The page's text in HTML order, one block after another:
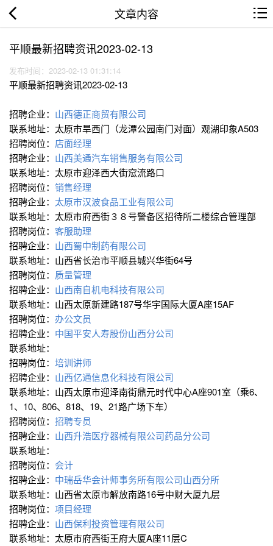
文章内容
平顺最新招聘资讯2023-02-13
发布时间：2023-02-13 01:31:14
平顺最新招聘资讯2023-02-13
招聘企业： 山西德正商贸有限公司
联系地址：太原市旱西门（龙潭公园南门对面）观湖印象A503
招聘岗位： 店面经理
招聘企业： 山西美通汽车销售服务有限公司
联系地址：太原市迎泽西大街窊流路口
招聘岗位： 销售经理
招聘企业： 太原市汉波食品工业有限公司
联系地址：太原市府西街３８号警备区招待所二楼综合管理部
招聘岗位： 客服助理
招聘企业： 山西蜀中制药有限公司
联系地址：山西省长治市平顺县城兴华街64号
招聘岗位： 质量管理
招聘企业： 山西南自机电科技有限公司
联系地址：山西太原新建路187号华宇国际大厦A座15AF
招聘岗位： 办公文员
招聘企业： 中国平安人寿股份山西分公司
联系地址：
招聘岗位： 培训讲师
招聘企业： 山西亿通信息化科技有限公司
联系地址：山西太原市迎泽南街鼎元时代中心A座901室（乘6、
1、10、806、818、19、21路广场下车）
招聘岗位： 招聘专员
招聘企业： 山西升浩医疗器械有限公司药品分公司
联系地址：
招聘岗位： 会计
招聘企业： 中瑞岳华会计师事务所有限公司山西分所
联系地址：山西省太原市解放南路16号中财大厦九层
招聘岗位： 项目经理
招聘企业： 山西保利投资管理有限公司
联系地址：太原市府西街王府大厦A座11层C